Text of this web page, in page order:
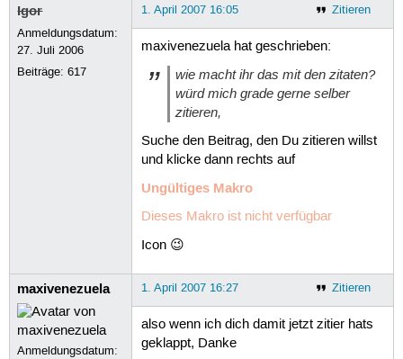
Igor
Anmeldungsdatum:
27. Juli 2006
Beiträge:617
Zitieren
1. April 2007 16:05
maxivenezuela hat geschrieben:
wie macht ihr das mit den zitaten?
würd mich grade gerne selber
zitieren,
Suche den Beitrag, den Du zitieren willst
und klicke dann rechts auf
Ungültiges Makro
Dieses Makro ist nicht verfügbar
Icon 😉
maxivenezuela
Anmeldungsdatum:
Zitieren
1. April 2007 16:27
also wenn ich dich damit jetzt zitier hats
geklappt, Danke